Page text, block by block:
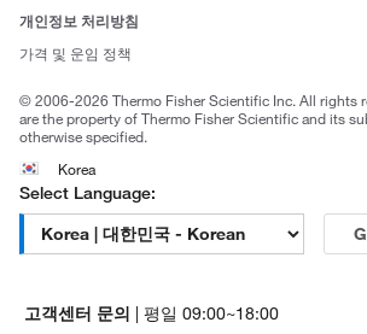
브랜드
개인정보 처리방침
가격 및 운임 정책
© 2006-2026 Thermo Fisher Scientific Inc. All rights
are the property of Thermo Fisher Scientific and its
otherwise specified.
Korea
Select Language:
고객센터 문의 | 평일 09:00~18:00